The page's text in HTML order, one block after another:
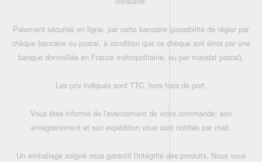
Paiement sécurisé en ligne, par carte bancaire (possibilité de régler par
chèque bancaire ou postal, à condition que ce chèque soit émis par une
banque domiciliée en France métropolitaine, ou par mandat postal),
Les prix indiqués sont TTC, hors frais de port,
Vous êtes informé de l'avancement de votre commande: son
enregistrement et son expédition vous sont notifiés par mail.
Un emballage soigné vous garantit l'intégrité des produits. Nous vous